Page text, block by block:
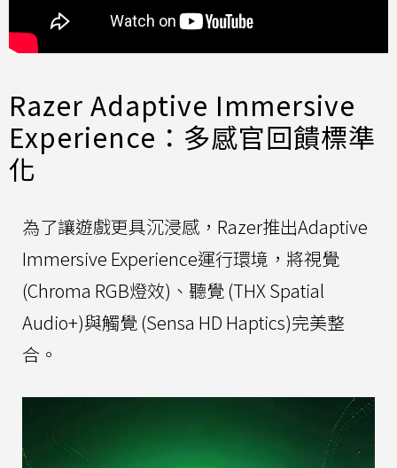
Razer Adaptive Immersive
Experience：多感官回饋標準
化
為了讓遊戲更具沉浸感，Razer推出Adaptive
Immersive Experience運行環境，將視覺
(Chroma RGB燈效)、聽覺 (THX Spatial
Audio+)與觸覺 (Sensa HD Haptics)完美整
合。